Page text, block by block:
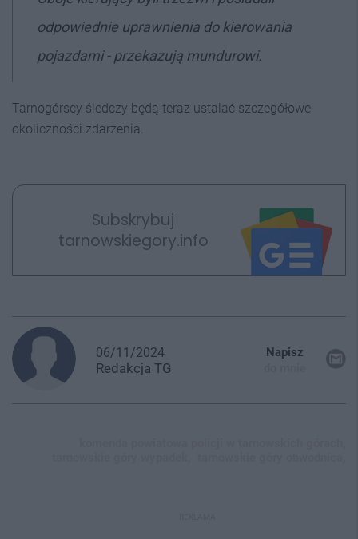
odpowiednie uprawnienia do kierowania
pojazdami - przekazują mundurowi.
Tarnogórscy śledczy będą teraz ustalać szczegółowe
okoliczności zdarzenia.
Subskrybuj
tarnowskiegory.info
06/11/2024
Redakcja TG
Napisz